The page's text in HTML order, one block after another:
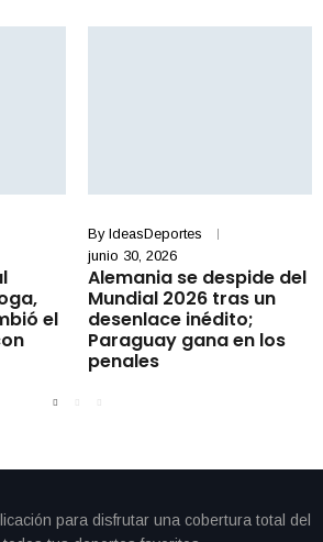
el
By IdeasDeportes
junio 30, 2026
Alemania se despide del
Mundial 2026 tras un
desenlace inédito;
Paraguay gana en los
penales